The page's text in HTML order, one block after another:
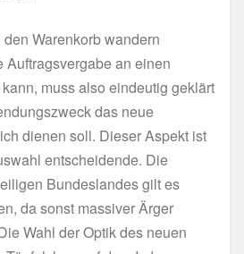
Warenkorb wandern
an einen
muss also eindeutig geklärt
das neue
dienen soll. Dieser Aspekt ist
entscheidende. Die
Bundeslandes gilt es
da sonst massiver Ärger
Wahl der Optik des neuen